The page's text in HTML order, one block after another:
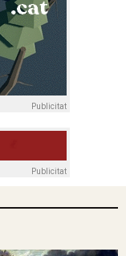
Publicitat
Publicitat